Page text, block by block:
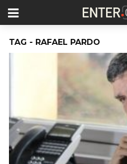
TAG - RAFAEL PARDO